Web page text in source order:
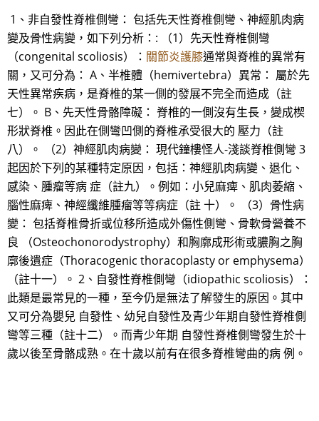
1、非自發性脊椎側彎： 包括先天性脊椎側彎、神經肌肉病
變及骨性病變，如下列分析：: （1）先天性脊椎側彎
（congenital scoliosis）： 關節炎護膝通常與脊椎的異常有
關，又可分為： A、半椎體（hemivertebra）異常： 屬於先
天性異常疾病，是脊椎的某一側的發展不完全而造成（註
七）。 B、先天性骨骼障礙： 脊椎的一側沒有生長，變成楔
形狀脊椎。因此在側彎凹側的脊椎承受很大的 壓力（註
八）。 （2）神經肌肉病變： 現代鐘樓怪人-淺談脊椎側彎 3
起因於下列的某種特定原因，包括：神經肌肉病變、退化、
感染、腫瘤等病 症（註九）。例如：小兒麻痺、肌肉萎縮、
腦性麻痺、神經纖維腫瘤等等病症（註 十）。 （3）骨性病
變： 包括脊椎骨折或位移所造成外傷性側彎、骨軟骨營養不
良 （Osteochonorodystrophy）和胸廓成形術或膿胸之胸
廓後遺症（Thoracogenic thoracoplasty or emphysema）
（註十一）。 2、自發性脊椎側彎（idiopathic scoliosis）：
此類是最常見的一種，至今仍是無法了解發生的原因。其中
又可分為嬰兒 自發性、幼兒自發性及青少年期自發性脊椎側
彎等三種（註十二）。而青少年期 自發性脊椎側彎發生於十
歲以後至骨骼成熟。在十歲以前有在很多脊椎彎曲的病 例。